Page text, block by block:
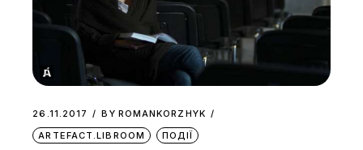
26.11.2017 BY ROMANKORZHYK
ARTEFACT.LIBROOM
ПОДІЇ